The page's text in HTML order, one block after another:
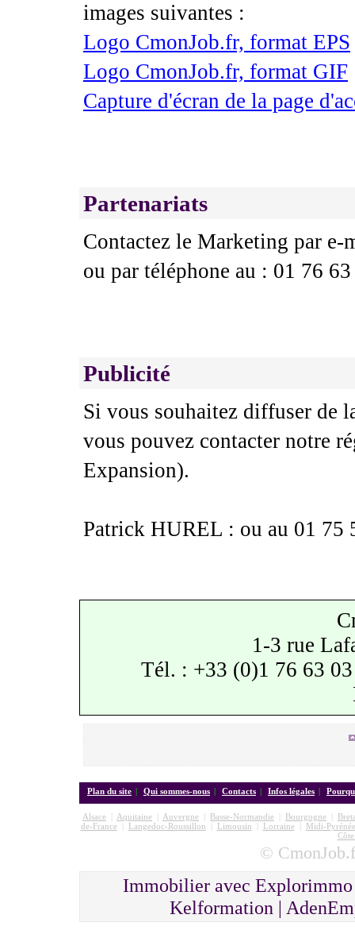
images suivantes :
Logo CmonJob.fr, format EPS
Logo CmonJob.fr, format GIF
Capture d'écran de la page
Partenariats
Contactez le Marketing par e-
ou par téléphone au : 01 76
Publicité
Si vous souhaitez diffuser de
vous pouvez contacter notre
Expansion).
Patrick HUREL : ou au 01 75
1-3 rue
Tél. : +33 (0)1 76 63
Plan du site Qui sommes-nous Contacts Infos légales
Alsace Aquitaine Auvergne Basse-Normandie Bourgogne
de-France| Langedoc-Roussillon Limousin Lorraine|
Midi-
©
Immobilier avec
Kelformation |